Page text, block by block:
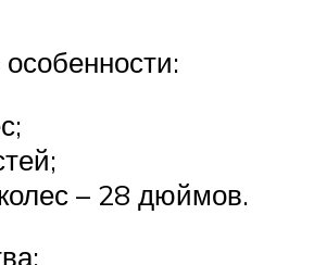
– 28 дюймов.